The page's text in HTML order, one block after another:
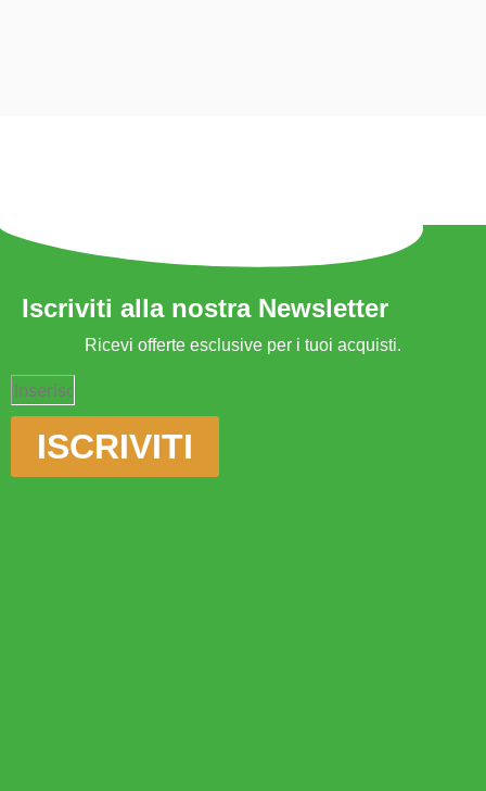
Iscriviti alla nostra Newsletter
Ricevi offerte esclusive per i tuoi acquisti.
ISCRIVITI